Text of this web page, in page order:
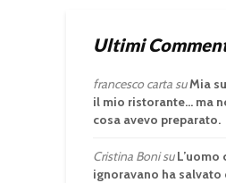
Ultimi
francesco cartasuMia
il mio ristorante… ma
cosa avevo preparato.
Cristina BonisuL’uomo
ignoravano ha salvato